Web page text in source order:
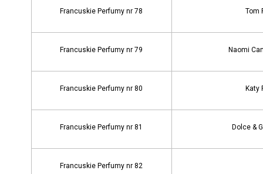
Francuskie Perfumy nr 78 Tom
Francuskie Perfumy nr 79 Naomi
Francuskie Perfumy nr 80 Katy
Francuskie Perfumy nr 81 Dolce &
Francuskie Perfumy nr 82